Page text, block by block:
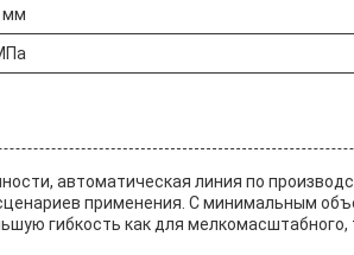
мм
автоматическая линия по
применения. С минимальным
гибкость как для мелкомасштабного,